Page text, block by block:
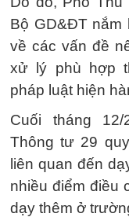
Bộ GD&ĐT nắm
về các vấn đề
xử lý phù hợp
pháp luật hiện
Cuối tháng
Thông tư 29
liên quan đến
nhiều điểm điều
dạy thêm ở